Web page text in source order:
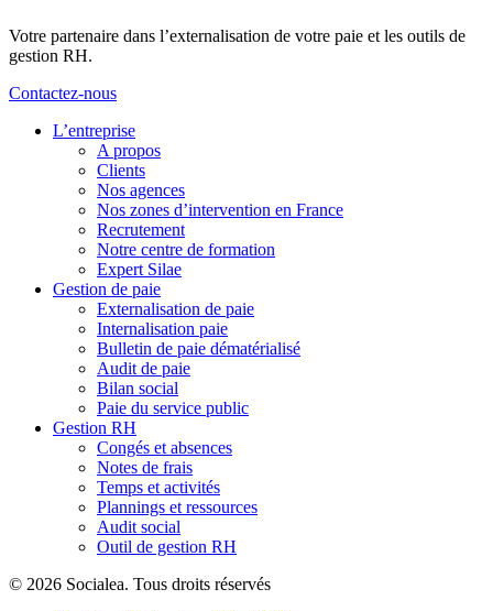
Votre partenaire dans l’externalisation de votre paie et les outils de
gestion RH.
Contactez-nous
L’entreprise
A propos
Clients
Nos agences
Nos zones d’intervention en France
Recrutement
Notre centre de formation
Expert Silae
Gestion de paie
Externalisation de paie
Internalisation paie
Bulletin de paie dématérialisé
Audit de paie
Bilan social
Paie du service public
Gestion RH
Congés et absences
Notes de frais
Temps et activités
Plannings et ressources
Audit social
Outil de gestion RH
© 2026 Socialea. Tous droits réservés